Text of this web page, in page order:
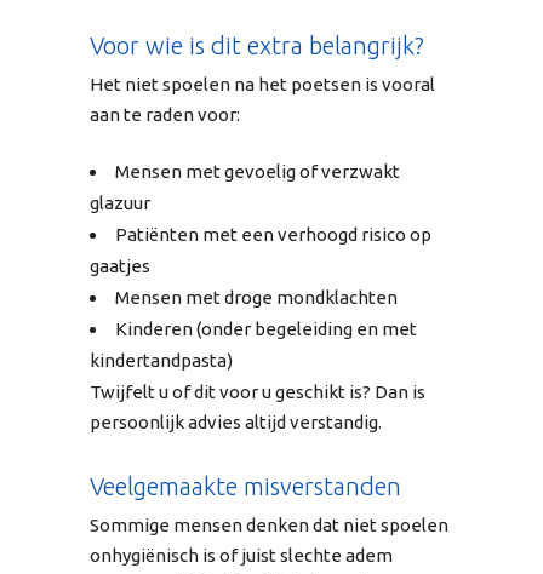
Voor wie is dit extra belangrijk?
Het niet spoelen na het poetsen is vooral
aan te raden voor:
Mensen met gevoelig of verzwakt
glazuur
Patiënten met een verhoogd risico op
gaatjes
Mensen met droge mondklachten
Kinderen (onder begeleiding en met
kindertandpasta)
Twijfelt u of dit voor u geschikt is? Dan is
persoonlijk advies altijd verstandig.
Veelgemaakte misverstanden
Sommige mensen denken dat niet spoelen
onhygiënisch is of juist slechte adem